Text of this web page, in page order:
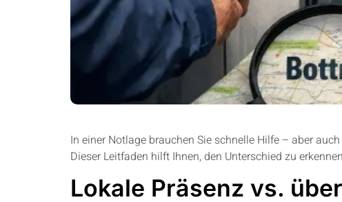
In einer Notlage brauchen Sie schnelle Hilfe – aber
Dieser Leitfaden hilft Ihnen, den Unterschied zu
Lokale Präsenz vs.